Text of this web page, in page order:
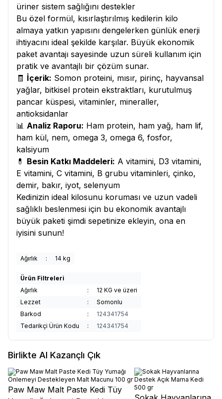
üriner sistem sağlığını destekler
Bu özel formül, kısırlaştırılmış kedilerin kilo
almaya yatkın yapısını dengelerken günlük enerji
ihtiyacını ideal şekilde karşılar. Büyük ekonomik
paket avantajı sayesinde uzun süreli kullanım için
pratik ve avantajlı bir çözüm sunar.
🧾 İçerik: Somon proteini, mısır, pirinç, hayvansal
yağlar, bitkisel protein ekstraktları, kurutulmuş
pancar küspesi, vitaminler, mineraller,
antioksidanlar
📊 Analiz Raporu: Ham protein, ham yağ, ham lif,
ham kül, nem, omega 3, omega 6, fosfor,
kalsiyum
💊 Besin Katkı Maddeleri: A vitamini, D3 vitamini,
E vitamini, C vitamini, B grubu vitaminleri, çinko,
demir, bakır, iyot, selenyum
Kedinizin ideal kilosunu koruması ve uzun vadeli
sağlıklı beslenmesi için bu ekonomik avantajlı
büyük paketi şimdi sepetinize ekleyin, ona en
iyisini sunun!
Ağırlık : 14 kg
Ürün Filtreleri
Ağırlık
:
12 KG ve üzeri
Lezzet
:
Somonlu
Barkod
:
124341754
Tedarikçi Ürün Kodu
: 124341754
Birlikte Al Kazançlı Çık
Paw Maw Malt Paste Kedi Tüy